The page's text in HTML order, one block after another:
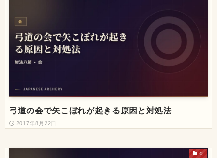
弓道の会で矢こぼれが起きる原因と対処法
2017年8月22日
会